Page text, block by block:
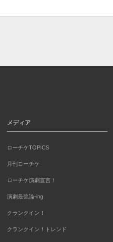
メディア
ローチケTOPICS
月刊ローチケ
ローチケ演劇宣言！
演劇最強論-ing
クランクイン！
クランクイン！トレンド